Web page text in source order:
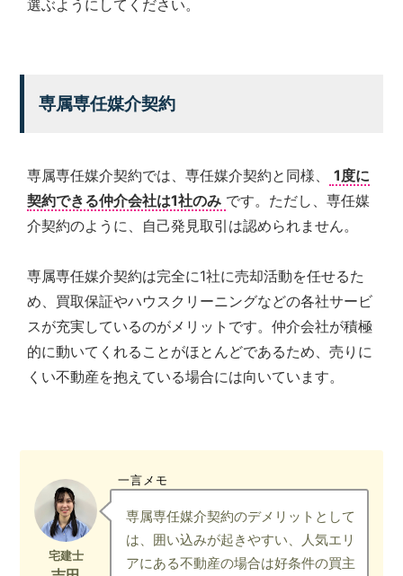
選ぶようにしてください。
専属専任媒介契約
専属専任媒介契約では、専任媒介契約と同様、
1度に
契約できる仲介会社は1社のみ です。ただし、専任媒
介契約のように、自己発見取引は認められません。
専属専任媒介契約は完全に1社に売却活動を任せるた
め、買取保証やハウスクリーニングなどの各社サービ
スが充実しているのがメリットです。仲介会社が積極
的に動いてくれることがほとんどであるため、売りに
くい不動産を抱えている場合には向いています。
一言メモ
専属専任媒介契約のデメリットとして
は、囲い込みが起きやすい、人気エリ
アにある不動産の場合は好条件の買主